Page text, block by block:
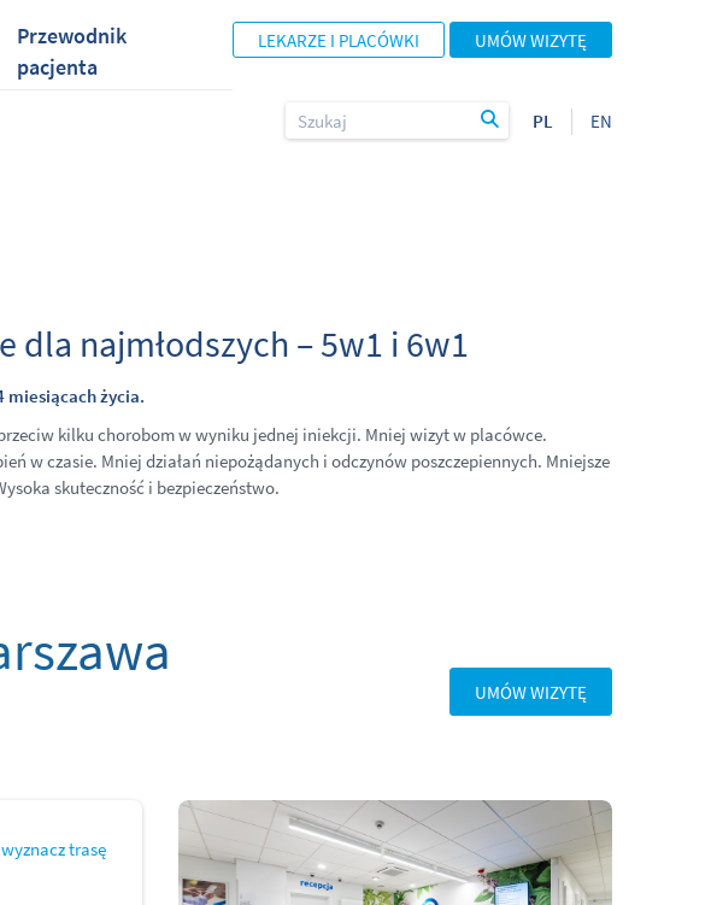
Przewodnik
pacjenta
LEKARZE I PLACÓWKI UMÓW WIZYTĘ
PL EN
dla najmłodszych – 5w1 i 6w1
miesiącach życia.
kilku chorobom w wyniku jednej iniekcji. Mniej wizyt w placówce.
w czasie. Mniej działań niepożądanych i odczynów poszczepiennych. Mniejsze
skuteczność i bezpieczeństwo.
UMÓW WIZYTĘ
wyznacz trasę